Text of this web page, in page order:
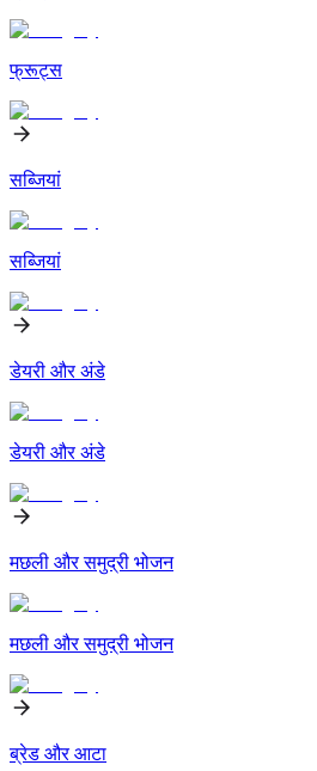
फ्रूट्स
सब्जियां
सब्जियां
डेयरी और अंडे
डेयरी और अंडे
मछली और समुद्री भोजन
मछली और समुद्री भोजन
ब्रेड और आटा